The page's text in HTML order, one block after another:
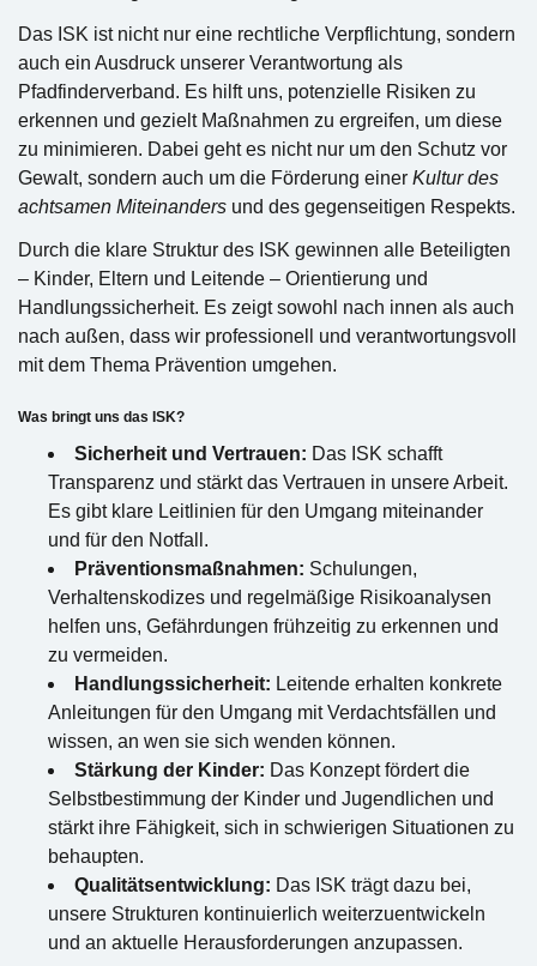
Das ISK ist nicht nur eine rechtliche Verpflichtung, sondern
auch ein Ausdruck unserer Verantwortung als
Pfadfinderverband. Es hilft uns, potenzielle Risiken zu
erkennen und gezielt Maßnahmen zu ergreifen, um diese
zu minimieren. Dabei geht es nicht nur um den Schutz vor
Gewalt, sondern auch um die Förderung einer Kultur des
achtsamen Miteinanders und des gegenseitigen Respekts.
Durch die klare Struktur des ISK gewinnen alle Beteiligten
– Kinder, Eltern und Leitende – Orientierung und
Handlungssicherheit. Es zeigt sowohl nach innen als auch
nach außen, dass wir professionell und verantwortungsvoll
mit dem Thema Prävention umgehen.
Was bringt uns das ISK?
Sicherheit und Vertrauen: Das ISK schafft
Transparenz und stärkt das Vertrauen in unsere Arbeit.
Es gibt klare Leitlinien für den Umgang miteinander
und für den Notfall.
Präventionsmaßnahmen: Schulungen,
Verhaltenskodizes und regelmäßige Risikoanalysen
helfen uns, Gefährdungen frühzeitig zu erkennen und
zu vermeiden.
Handlungssicherheit: Leitende erhalten konkrete
Anleitungen für den Umgang mit Verdachtsfällen und
wissen, an wen sie sich wenden können.
Stärkung der Kinder: Das Konzept fördert die
Selbstbestimmung der Kinder und Jugendlichen und
stärkt ihre Fähigkeit, sich in schwierigen Situationen zu
behaupten.
Qualitätsentwicklung: Das ISK trägt dazu bei,
unsere Strukturen kontinuierlich weiterzuentwickeln
und an aktuelle Herausforderungen anzupassen.